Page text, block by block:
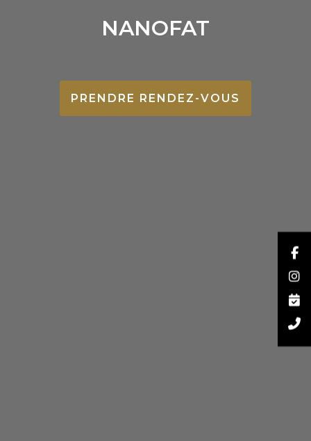
NANOFAT
PRENDRE RENDEZ-VOUS